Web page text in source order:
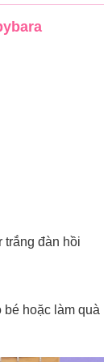
trắng đàn hồi
bé hoặc làm quà